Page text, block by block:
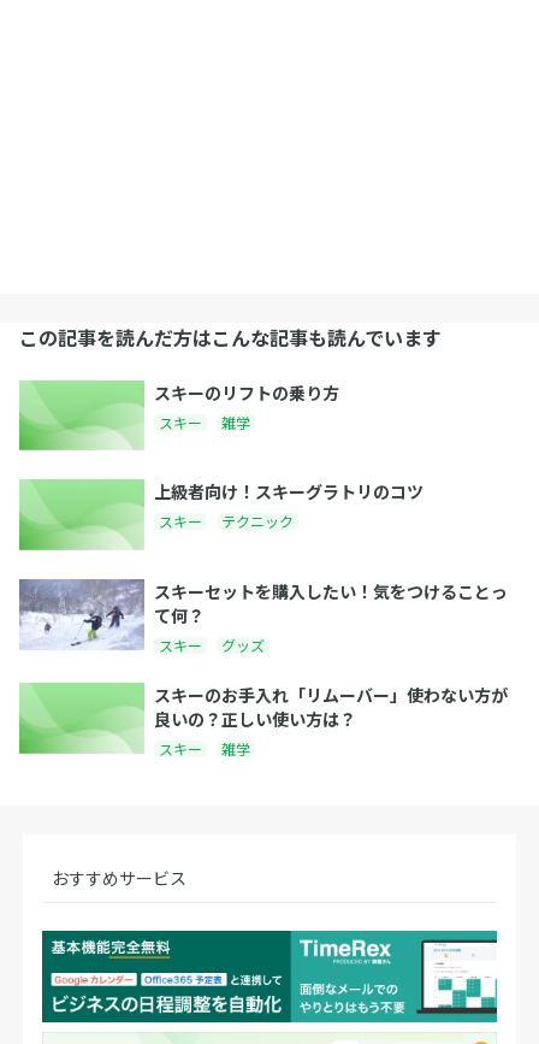
この記事を読んだ方はこんな記事も読んでいます
スキーのリフトの乗り方
スキー 雑学
上級者向け！スキーグラトリのコツ
スキー テクニック
スキーセットを購入したい！気をつけることっ
て何？
スキー グッズ
スキーのお手入れ「リムーバー」使わない方が
良いの？正しい使い方は？
スキー 雑学
おすすめサービス